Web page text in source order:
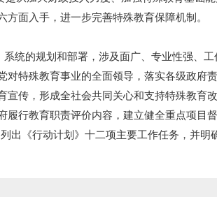
面入手，进一步完善特殊教育保障机制。
的规划和部署，涉及面广、专业性强、
特殊教育事业的全面领导，落实各级政府
传，形成全社会共同关心和支持特殊教育
行教育职责评价内容，建立健全重点项目
出《行动计划》十二项主要工作任务，并明